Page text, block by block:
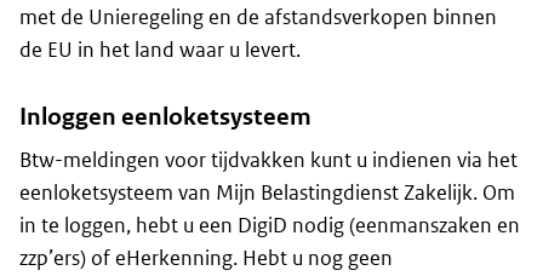
met de Unieregeling en de afstandsverkopen binnen
de EU in het land waar u levert.
Inloggen eenloketsysteem
Btw-meldingen voor tijdvakken kunt u indienen via het
eenloketsysteem van Mijn Belastingdienst Zakelijk. Om
in te loggen, hebt u een DigiD nodig (eenmanszaken en
zzp’ers) of eHerkenning. Hebt u nog geen